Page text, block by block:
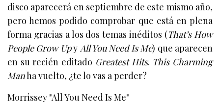
disco aparecerá en septiembre de este mismo año,
pero hemos podido comprobar que está en plena
forma gracias a los dos temas inéditos (That’s How
People Grow Upy All You Need Is Me) que aparecen
en su recién editado Greatest Hits. This Charming
Manha vuelto, ¿te lo vas a perder?
Morrissey "All You Need Is Me"